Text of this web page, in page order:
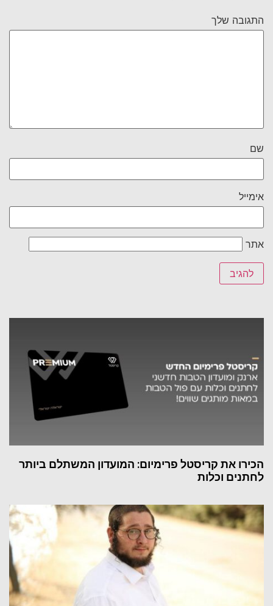
התגובה שלך
שם
אימייל
אתר
הכירו את קריסטל פרימיום: המועדון המשתלם ביותר
לחתנים וכלות